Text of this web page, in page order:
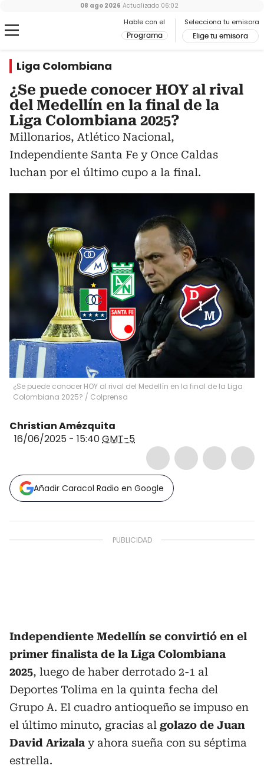
Hable con el
Programa
Selecciona tu emisora
Elige tu emisora
08 ago 2026 Actualizado 06:02
Liga Colombiana
¿Se puede conocer HOY al rival
del Medellín en la final de la
Liga Colombiana 2025?
Millonarios, Atlético Nacional,
Independiente Santa Fe y Once Caldas
luchan por el último cupo a la final.
¿Se puede conocer HOY al rival del Medellín en la final de la Liga
Colombiana 2025? / Colprensa
Christian Amézquita
16/06/2025 - 15:40GMT-5
Añadir Caracol Radio en Google
Independiente Medellín se convirtió en el
primer finalista de la Liga Colombiana
2025, luego de haber derrotado 2-1 al
Deportes Tolima en la quinta fecha del
Grupo A. El cuadro antioqueño se impuso en
el último minuto, gracias al golazo de Juan
David Arizala y ahora sueña con su séptima
estrella.